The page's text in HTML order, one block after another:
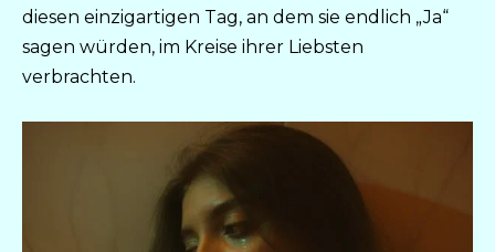
diesen einzigartigen Tag, an dem sie endlich „Ja“
sagen würden, im Kreise ihrer Liebsten
verbrachten.